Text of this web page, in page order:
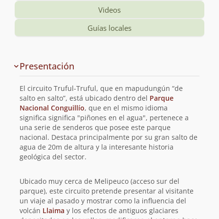
Videos
Guías locales
y
planificación
de
la
ruta
Presentación
El circuito Truful-Truful, que en mapudungún “de
salto en salto”, está ubicado dentro del Parque
Nacional Conguillío, que en el mismo idioma
significa significa "piñones en el agua", pertenece a
una serie de senderos que posee este parque
nacional. Destaca principalmente por su gran salto de
agua de 20m de altura y la interesante historia
geológica del sector.
Ubicado muy cerca de Melipeuco (acceso sur del
parque), este circuito pretende presentar al visitante
un viaje al pasado y mostrar como la influencia del
volcán Llaima y los efectos de antiguos glaciares